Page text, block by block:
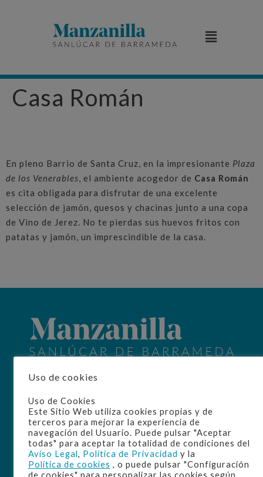
Casa Román
En pleno Barrio de Santa Cruz, en la impresionante Plaza
de los Venerables, el ambiente acogedor de Casa Román
es cita obligada para disfrutar de una excelente
selección de jamón, quesos y chacinas junto a una copa
de Vino de Jerez. No te pierdas sus huevos fritos con
patatas y jamón, un imprescindible de la casa.
Home
Origen
Elaboración
Manzanilla
Disfrute
Cultura
Bodegas
Uso de cookies
Uso de Cookies
Este Sitio Web utiliza cookies propias y de
terceros para mejorar la experiencia de
navegación del Usuario. Puede pulsar "Aceptar
todas" para aceptar la totalidad de condiciones del
Aviso Legal, Política de Privacidad y la
Política de cookies , o puede pulsar "Configuración
de cookies" para personalizar las cookies según